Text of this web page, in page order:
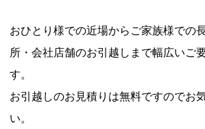
おひとり様での近場からご家族様での
所・会社店舗のお引越しまで幅広いご
す。
お引越しのお見積りは無料ですのでお
い。